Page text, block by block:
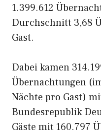
1.399.612
Durchschnitt 3,68
Gast.
Dabei kamen
Übernachtungen
Nächte pro Gast)
Bundesrepublik
Gäste mit 160.797